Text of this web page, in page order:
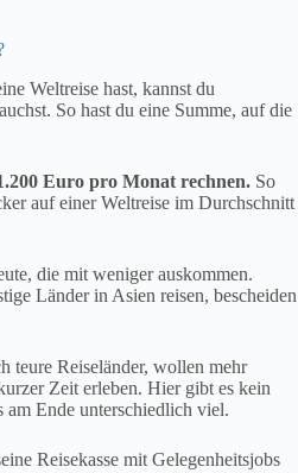
Weltreise hast, kannst du
So hast du eine Summe, auf die
Euro pro Monat rechnen. So
auf einer Weltreise im Durchschnitt
die mit weniger auskommen.
Länder in Asien reisen, bescheiden
teure Reiseländer, wollen mehr
Zeit erleben. Hier gibt es kein
am Ende unterschiedlich viel.
Reisekasse mit Gelegenheitsjobs